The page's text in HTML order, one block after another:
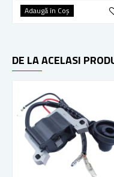
Adaugă în Coş
DE LA ACELASI